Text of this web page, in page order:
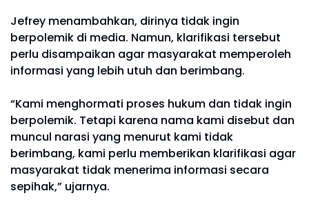
Jefrey menambahkan, dirinya tidak ingin
berpolemik di media. Namun, klarifikasi tersebut
perlu disampaikan agar masyarakat memperoleh
informasi yang lebih utuh dan berimbang.
“Kami menghormati proses hukum dan tidak ingin
berpolemik. Tetapi karena nama kami disebut dan
muncul narasi yang menurut kami tidak
berimbang, kami perlu memberikan klarifikasi agar
masyarakat tidak menerima informasi secara
sepihak,” ujarnya.